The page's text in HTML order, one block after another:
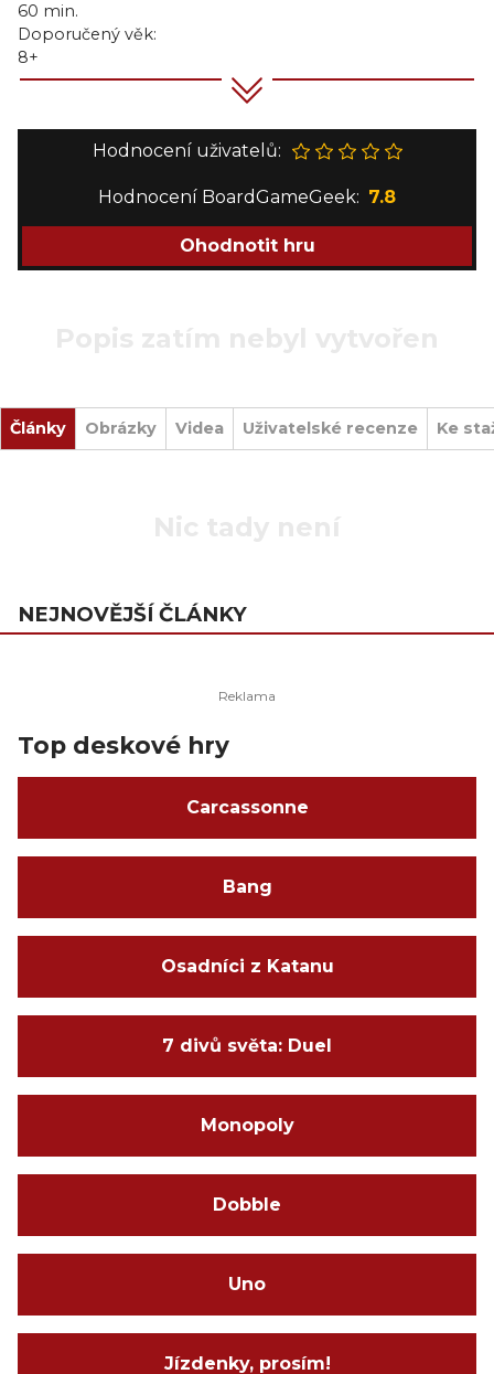
60 min.
Doporučený věk:
8+
Hodnocení uživatelů:
Hodnocení BoardGameGeek: 7.8
Ohodnotit hru
Články Obrázky Videa Uživatelské recenze Ke
NEJNOVĚJŠÍ ČLÁNKY
Top deskové hry
Carcassonne
Bang
Osadníci z Katanu
7 divů světa: Duel
Monopoly
Dobble
Uno
Jízdenky, prosím!